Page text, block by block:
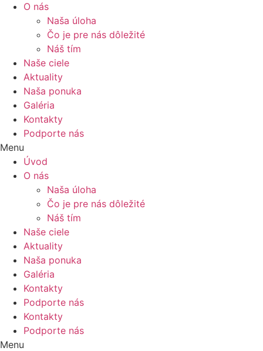
O nás
Naša úloha
Čo je pre nás dôležité
Náš tím
Naše ciele
Aktuality
Naša ponuka
Galéria
Kontakty
Podporte nás
Menu
Úvod
O nás
Naša úloha
Čo je pre nás dôležité
Náš tím
Naše ciele
Aktuality
Naša ponuka
Galéria
Kontakty
Podporte nás
Kontakty
Podporte nás
Menu